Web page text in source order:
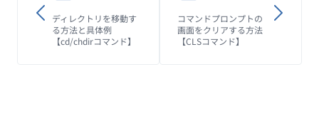
ディレクトリを移動す
る方法と具体例
【cd/chdirコマンド】
コマンドプロンプトの
画面をクリアする方法
【CLSコマンド】